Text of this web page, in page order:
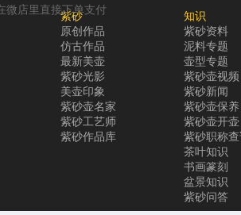
微店里直接下单支付
紫砂
原创作品
仿古作品
最新美壶
紫砂光影
美壶印象
紫砂壶名家
紫砂工艺师
紫砂作品库
知识
紫砂资料
泥料专题
壶型专题
紫砂壶视频
紫砂新闻
紫砂壶保养
紫砂壶开壶
紫砂职称
茶叶知识
书画篆刻
盆景知识
紫砂问答